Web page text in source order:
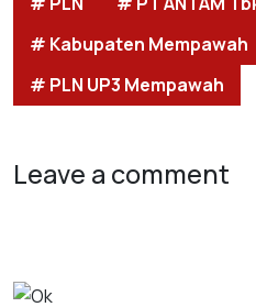
# Kabupaten Mempawah
# PLN UP3 Mempawah
Leave a comment